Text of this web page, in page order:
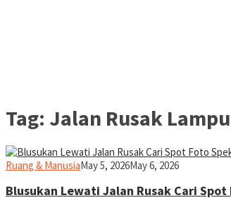
Tag: Jalan Rusak
Ruang & Manusiayopiefranz
May 5, 2026May 6, 2026
Blusukan Lewati Jalan Rusak Cari